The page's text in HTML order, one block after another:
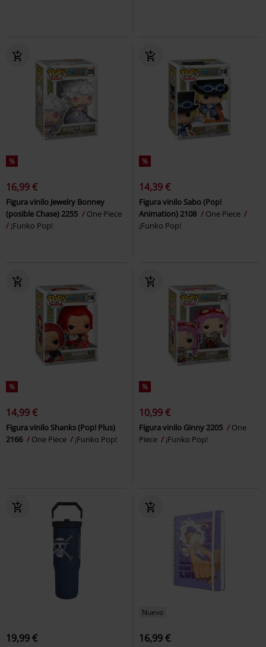
%
16,99 €
Figura vinilo Jewelry Bonney
(posible Chase) 2255
One Piece
¡Funko Pop!
%
14,39 €
Figura vinilo Sabo (Pop!
Animation) 2108
One Piece
¡Funko Pop!
%
14,99 €
Figura vinilo Shanks (Pop! Plus)
2166
One Piece ¡Funko Pop!
%
10,99 €
Figura vinilo Ginny 2205
One
Piece
¡Funko Pop!
19,99 €
Nuevo
16,99 €